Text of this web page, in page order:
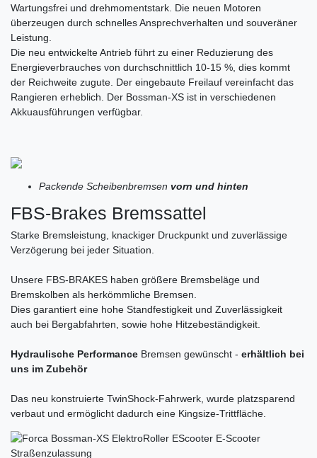
Wartungsfrei und drehmomentstark. Die neuen Motoren
überzeugen durch schnelles Ansprechverhalten und souveräner
Leistung.
Die neu entwickelte Antrieb führt zu einer Reduzierung des
Energieverbrauches von durchschnittlich 10-15 %, dies kommt
der Reichweite zugute. Der eingebaute Freilauf vereinfacht das
Rangieren erheblich. Der Bossman-XS ist in verschiedenen
Akkuausführungen verfügbar.
Packende Scheibenbremsen vorn und hinten
FBS-Brakes Bremssattel
Starke Bremsleistung, knackiger Druckpunkt und zuverlässige
Verzögerung bei jeder Situation.
Unsere FBS-BRAKES haben größere Bremsbeläge und
Bremskolben als herkömmliche Bremsen.
Dies garantiert eine hohe Standfestigkeit und Zuverlässigkeit
auch bei Bergabfahrten, sowie hohe Hitzebeständigkeit.
Hydraulische Performance Bremsen gewünscht - erhältlich bei
uns im Zubehör
Das neu konstruierte TwinShock-Fahrwerk, wurde platzsparend
verbaut und ermöglicht dadurch eine Kingsize-Trittfläche.